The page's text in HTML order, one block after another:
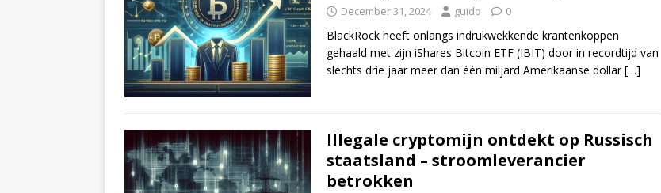
December 31, 2024 guido 0
BlackRock heeft onlangs indrukwekkende krantenkoppen
gehaald met zijn iShares Bitcoin ETF (IBIT) door in recordtijd van
slechts drie jaar meer dan één miljard Amerikaanse dollar[…]
Illegale cryptomijn ontdekt op Russisch
staatsland – stroomleverancier
betrokken